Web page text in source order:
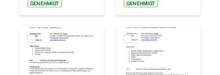
GENEHMIGT GENEHMIGT